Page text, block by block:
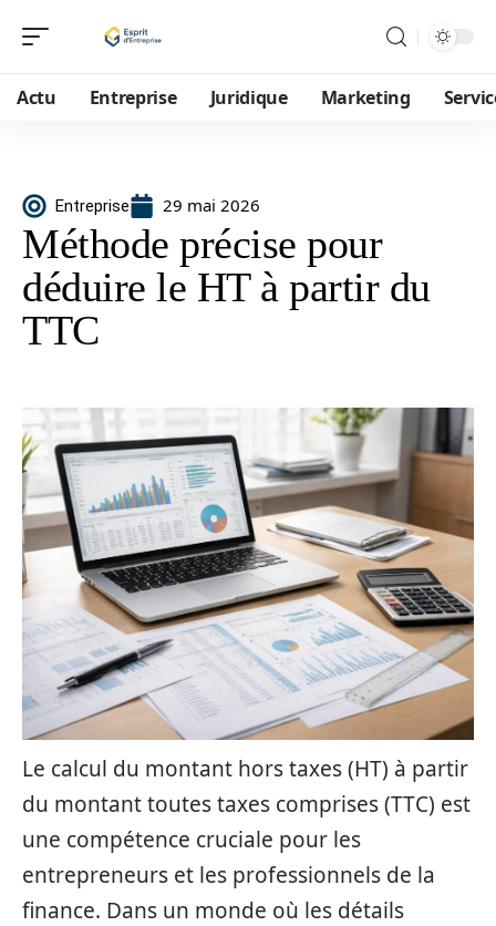
Actu Entreprise Juridique Marketing
Entreprise 29 mai 2026
Méthode précise pour
déduire le HT à partir du
TTC
Le calcul du montant hors taxes (HT) à partir
du montant toutes taxes comprises (TTC) est
une compétence cruciale pour les
entrepreneurs et les professionnels de la
finance. Dans un monde où les détails